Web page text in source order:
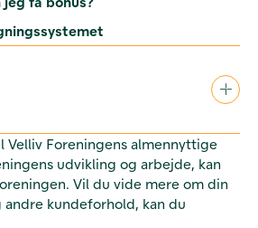
Velliv Foreningens almennyttige
udvikling og arbejde, kan
Vil du vide mere om din
kundeforhold, kan du